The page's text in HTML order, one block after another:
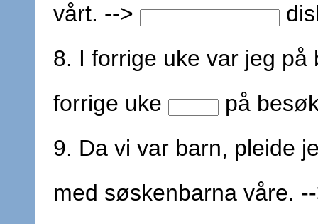
vårt. -->
8. I forrige uke var jeg
forrige uke
på
9. Da vi var barn, pleide
med søskenbarna våre.